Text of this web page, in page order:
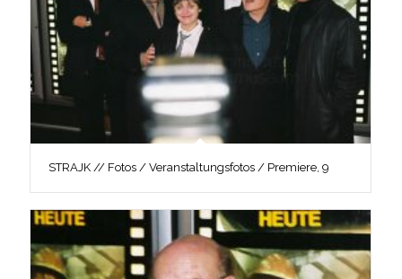
STRAJK // Fotos / Veranstaltungsfotos / Premiere, 9